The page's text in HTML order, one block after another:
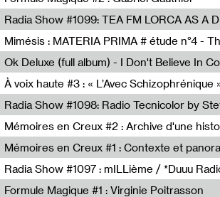
Nathalie Lacroix,Gabriel Gauthier
TEAFM
Francesco Russo,Scuola della Crisi
À voix haute #3 : « L’Avec Schizophrénique
Radio Orange 94.0
Sophie Auger-Grappin
Sophie Auger-Grappin
Radia Show #1097 : mILLième / *Duuu
Formule Magique #1 : Virginie Poitrasson